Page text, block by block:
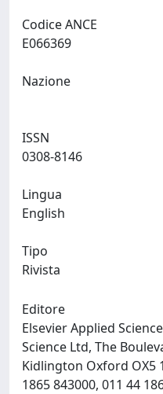
Codice ANCE
Nazione
ISSN
Lingua
Tipo
Rivista
Editore
Elsevier Applied
Science Ltd, The
Kidlington Oxford OX5
1865 843000, 011 44